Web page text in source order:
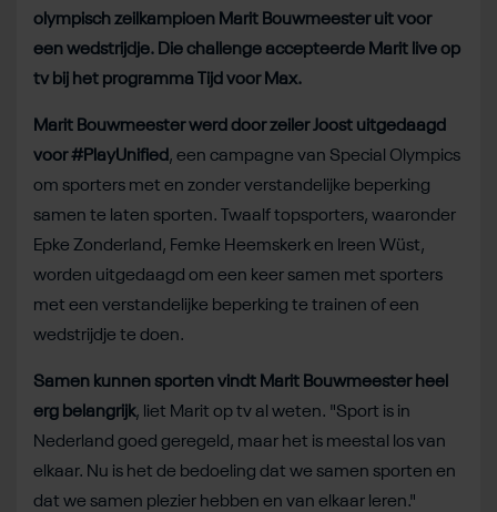
olympisch zeilkampioen Marit Bouwmeester uit voor
een wedstrijdje. Die challenge accepteerde Marit live op
tv bij het programma Tijd voor Max.
Marit Bouwmeester werd door zeiler Joost uitgedaagd
voor #PlayUnified, een campagne van Special Olympics
om sporters met en zonder verstandelijke beperking
samen te laten sporten. Twaalf topsporters, waaronder
Epke Zonderland, Femke Heemskerk en Ireen Wüst,
worden uitgedaagd om een keer samen met sporters
met een verstandelijke beperking te trainen of een
wedstrijdje te doen.
Samen kunnen sporten vindt Marit Bouwmeester heel
erg belangrijk, liet Marit op tv al weten. "Sport is in
Nederland goed geregeld, maar het is meestal los van
elkaar. Nu is het de bedoeling dat we samen sporten en
dat we samen plezier hebben en van elkaar leren."